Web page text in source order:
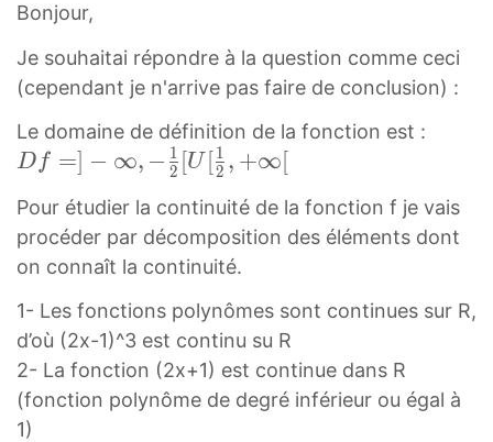
Bonjour,
Je souhaitai répondre à la question comme ceci
(cependant je n'arrive pas faire de conclusion) :
Le domaine de définition de la fonction est :
]
−
,
[
D f =] − ∞, − 2
1 [U [2
1 , +∞[
Pour étudier la continuité de la fonction f je vais
procéder par décomposition des éléments dont
on connaît la continuité.
1- Les fonctions polynômes sont continues sur R,
d’où (2x-1)^3 est continu su R
2- La fonction (2x+1) est continue dans R
(fonction polynôme de degré inférieur ou égal à
1)